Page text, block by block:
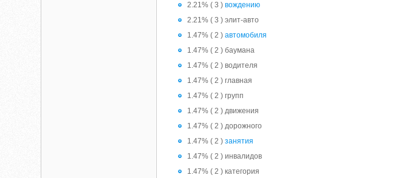
2.21% ( 3 )вождению
2.21% ( 3 ) элит-авто
1.47% ( 2 )автомобиля
1.47% ( 2 ) баумана
1.47% ( 2 ) водителя
1.47% ( 2 ) главная
1.47% ( 2 ) групп
1.47% ( 2 ) движения
1.47% ( 2 ) дорожного
1.47% ( 2 )занятия
1.47% ( 2 ) инвалидов
1.47% ( 2 ) категория